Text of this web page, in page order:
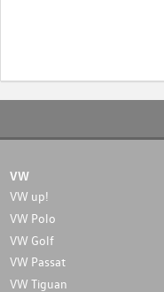
VW
VW up!
VW Polo
VW Golf
VW Passat
VW Tiguan